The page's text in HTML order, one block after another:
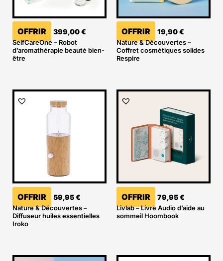
OFFRIR 399,00€
SelfCareOne – Robot
d’aromathérapie beauté bien-
être
OFFRIR 19,90€
Nature & Découvertes –
Coffret cosmétiques solides
Respire
OFFRIR 59,95€
Nature & Découvertes –
Diffuseur huiles essentielles
Iroko
OFFRIR 79,95€
Livlab – Livre Audio d’aide au
sommeil Hoombook